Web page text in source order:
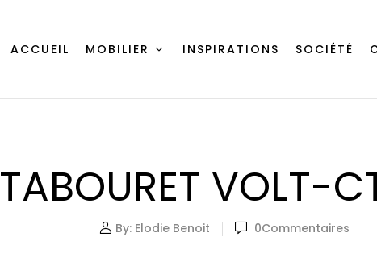
ACCUEIL MOBILIER INSPIRATIONS SOCIÉTÉ
TABOURET VOLT-
By: Elodie Benoit 0Commentaires